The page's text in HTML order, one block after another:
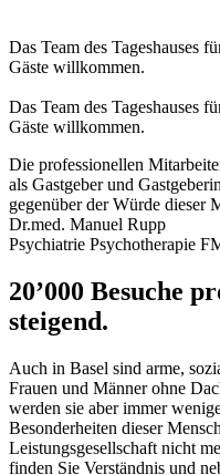
Das Team des Tageshauses
Gäste willkommen.
Das Team des Tageshauses
Gäste willkommen.
Die professionellen
als Gastgeber und
gegenüber der Würde dieser
Dr.med. Manuel Rupp
Psychiatrie Psychotherapie
20’000 Besuche
steigend.
Auch in Basel sind arme,
Frauen und Männer ohne
werden sie aber immer
Besonderheiten dieser
Leistungsgesellschaft nicht
finden Sie Verständnis und